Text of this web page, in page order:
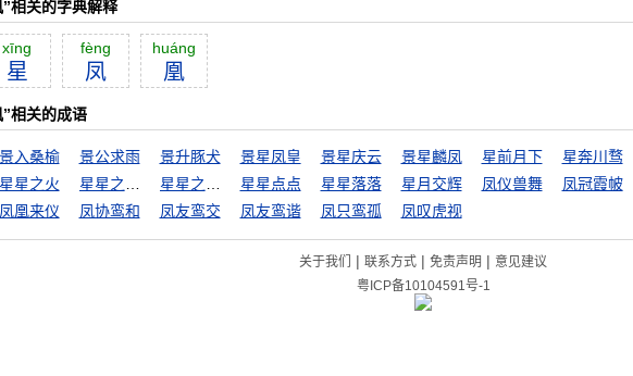
相关的字典解释
xīng
星
fèng
凤
huáng
凰
相关的成语
景入桑榆 景公求雨 景升豚犬 景星凤皇 景星庆云 景星麟凤 星前月下 星奔川骛
星星之火 星星点点 星星落落 星月交辉 凤仪兽舞 凤冠霞帔
凤凰来仪 凤协鸾和 凤友鸾交 凤友鸾谐 凤只鸾孤 凤叹虎视
关于我们 | 联系方式 | 免责声明 | 意见建议
粤ICP备10104591号-1